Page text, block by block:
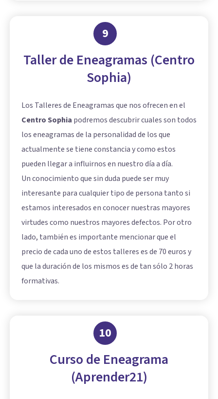
9
Taller de Eneagramas (Centro
Sophia)
Los Talleres de Eneagramas que nos ofrecen en el
Centro Sophia podremos descubrir cuales son todos
los eneagramas de la personalidad de los que
actualmente se tiene constancia y como estos
pueden llegar a influirnos en nuestro día a día.
Un conocimiento que sin duda puede ser muy
interesante para cualquier tipo de persona tanto si
estamos interesados en conocer nuestras mayores
virtudes como nuestros mayores defectos. Por otro
lado, también es importante mencionar que el
precio de cada uno de estos talleres es de 70 euros y
que la duración de los mismos es de tan sólo 2 horas
formativas.
10
Curso de Eneagrama
(Aprender21)